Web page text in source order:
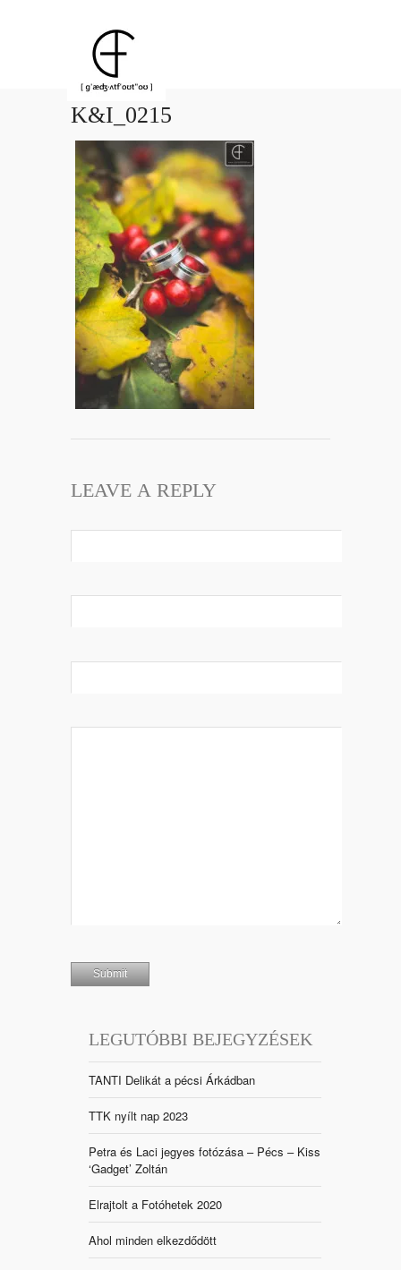
K&I_0215
LEAVE A REPLY
LEGUTÓBBI BEJEGYZÉSEK
TANTI Delikát a pécsi Árkádban
TTK nyílt nap 2023
Petra és Laci jegyes fotózása – Pécs – Kiss
‘Gadget’ Zoltán
Elrajtolt a Fotóhetek 2020
Ahol minden elkezdődött